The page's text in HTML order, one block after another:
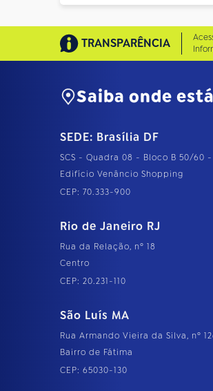
TRANSPARÊNCIA
Saiba onde está
SEDE: Brasília DF
SCS - Quadra 08 - Bloco B 50/60 -
Edifício Venâncio Shopping
CEP: 70.333-900
Rio de Janeiro RJ
Rua da Relação, nº 18
Centro
CEP: 20.231-110
São Luís MA
Rua Armando Vieira da Silva, nº
Bairro de Fátima
CEP: 65030-130